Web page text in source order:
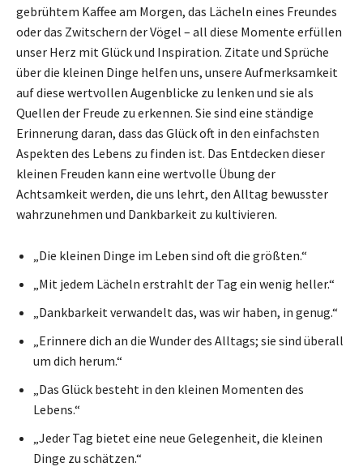
gebrühtem Kaffee am Morgen, das Lächeln eines Freundes
oder das Zwitschern der Vögel – all diese Momente erfüllen
unser Herz mit Glück und Inspiration. Zitate und Sprüche
über die kleinen Dinge helfen uns, unsere Aufmerksamkeit
auf diese wertvollen Augenblicke zu lenken und sie als
Quellen der Freude zu erkennen. Sie sind eine ständige
Erinnerung daran, dass das Glück oft in den einfachsten
Aspekten des Lebens zu finden ist. Das Entdecken dieser
kleinen Freuden kann eine wertvolle Übung der
Achtsamkeit werden, die uns lehrt, den Alltag bewusster
wahrzunehmen und Dankbarkeit zu kultivieren.
„Die kleinen Dinge im Leben sind oft die größten.“
„Mit jedem Lächeln erstrahlt der Tag ein wenig heller.“
„Dankbarkeit verwandelt das, was wir haben, in genug.“
„Erinnere dich an die Wunder des Alltags; sie sind überall
um dich herum.“
„Das Glück besteht in den kleinen Momenten des
Lebens.“
„Jeder Tag bietet eine neue Gelegenheit, die kleinen
Dinge zu schätzen.“